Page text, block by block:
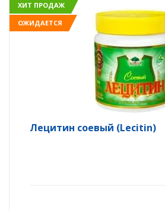
ХИТ ПРОДАЖ
ОЖИДАЕТСЯ
Лецитин соевый (Lecitin)